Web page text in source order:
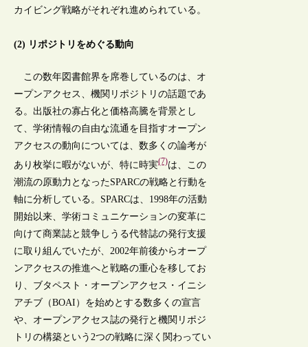
カイビング戦略がそれぞれ進められている。
(2) リポジトリをめぐる動向
この数年図書館界を席巻しているのは、オ
ープンアクセス、機関リポジトリの話題であ
る。出版社の寡占化と価格高騰を背景とし
て、学術情報の自由な流通を目指すオープン
アクセスの動向については、数多くの論考が
あり枚挙に暇がないが、特に時実(7)は、この
潮流の原動力となったSPARCの戦略と行動を
軸に分析している。SPARCは、1998年の活動
開始以来、学術コミュニケーションの変革に
向けて商業誌と競争しうる代替誌の発行支援
に取り組んでいたが、2002年前後からオープ
ンアクセスの推進へと戦略の重心を移してお
り、ブタペスト・オープンアクセス・イニシ
アチブ（BOAI）を始めとする数多くの宣言
や、オープンアクセス誌の発行と機関リポジ
トリの構築という2つの戦略に深く関わってい